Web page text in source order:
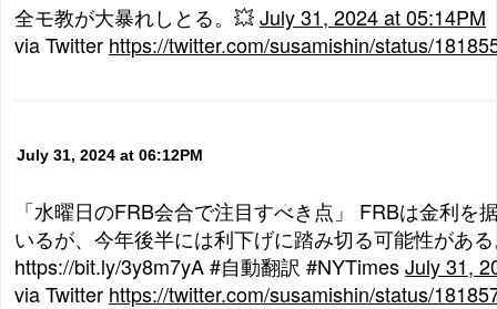
全モ教が大暴れしとる。💥July 31, 2024 at 05:14PM
via Twitter https://twitter.com/susamishin/status/
July 31, 2024 at 06:12PM
「水曜日のFRB会合で注目すべき点」 FRBは金利を
いるが、今年後半には利下げに踏み切る可能性があ
https://bit.ly/3y8m7yA #自動翻訳 #NYTimesJuly 31,
via Twitter https://twitter.com/susamishin/status/